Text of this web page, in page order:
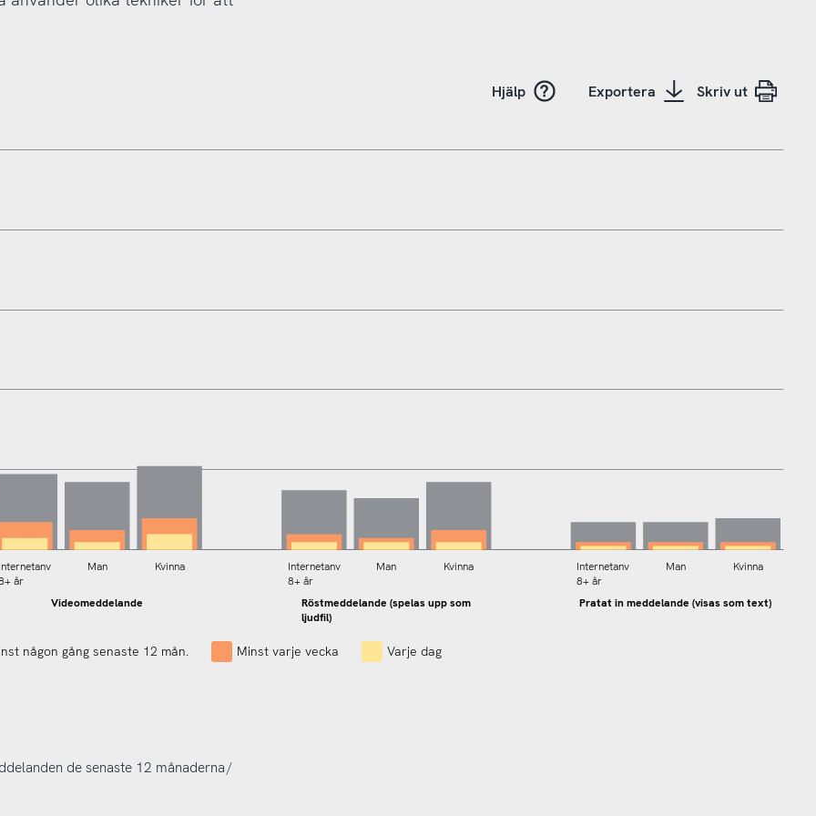
Hjälp Exportera Skriv ut
Videomeddelande
Röstmeddelande (spelas upp som
ljudfil)
Pratat in meddelande (visas som text)
Internetanv
år
Man Kvinna
Internetanv
8+ år
Man Kvinna
Internetanv
8+ år
Man Kvinna
Varje dag
Minst varje vecka
någon gång senaste 12 mån.
de senaste 12 månaderna /